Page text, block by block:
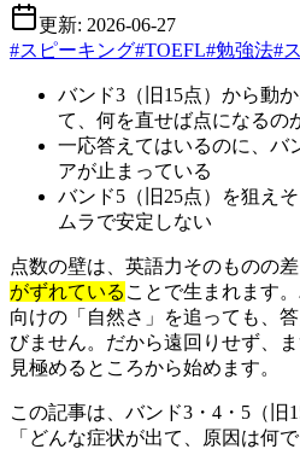
更新: 2026-06-27
#スピーキング#TOEFL#勉強法#
バンド3（旧15点）から動
て、何を直せば点になるの
一応答えてはいるのに、バ
アが止まっている
バンド5（旧25点）を狙え
ムラで安定しない
点数の壁は、英語力そのものの差
がずれている ことで生まれます
向けの「自然さ」を追っても、
びません。だから遠回りせず、
見極めるところから始めます。
この記事は、バンド3・4・5（旧
「どんな症状が出て、原因は何